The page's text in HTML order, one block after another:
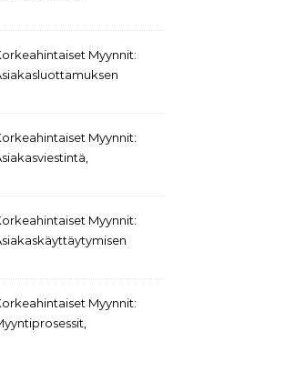
Myynnit:
Myynnit:
Myynnit:
Myynnit: